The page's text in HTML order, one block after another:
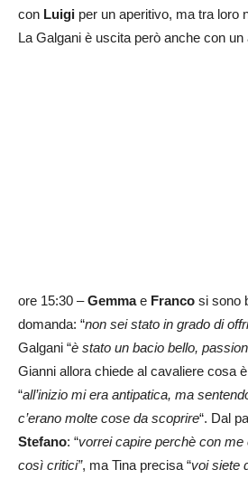
con Luigi per un aperitivo, ma tra loro
La Galgani è uscita però anche con un
ore 15:30 –Gemmae Franco si sono
domanda: “non sei stato in grado di
Galgani “è stato un bacio bello,
Gianni allora chiede al cavaliere cosa
“all’inizio mi era antipatica, ma
c’erano molte cose da scoprire“. Dal
Stefano: “vorrei capire perchè con me
così critici”, ma Tina precisa “voi siete